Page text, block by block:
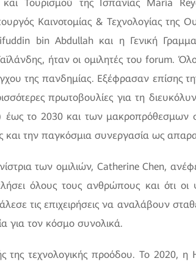
και Τουρισμού της Ισπανίας María
Καινοτομίας & Τεχνολογίας της
bin Abdullah και η Γενική
ήταν οι ομιλητές του forum.
της πανδημίας. Εξέφρασαν επίσης
πρωτοβουλίες για τη
το 2030 και των μακροπρόθεσμων
και την παγκόσμια συνεργασία ως
των ομιλιών, Catherine Chen,
όλους τους ανθρώπους και ότι
τις επιχειρήσεις να αναλάβουν
για τον κόσμο συνολικά.
της τεχνολογικής προόδου. Το 2020,